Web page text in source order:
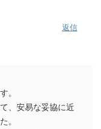
返信
。
、安易な妥協に近
。